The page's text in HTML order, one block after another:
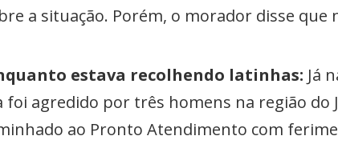
a situação. Porém, o morador disse
estava recolhendo latinhas: Já
agredido por três homens na região do
ao Pronto Atendimento com